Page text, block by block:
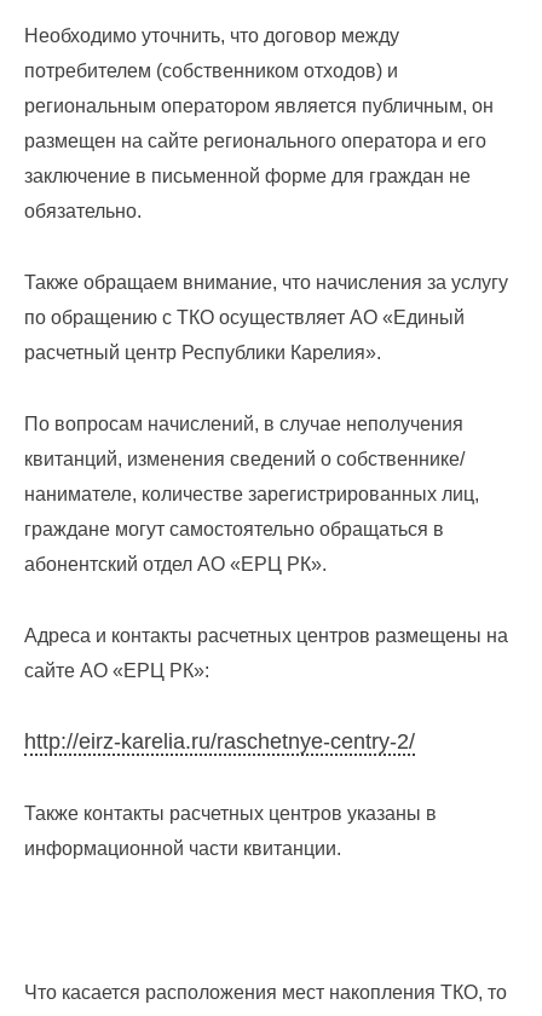
услугу
по
обращению
с
ТКО
лиц
(договоры,
допсоглашения):
8
86
;
info@rotko10.ru
;
Для
по
платежным
документам
смена
почтового
запрос
дубликатов
ПД
в
Необходимо уточнить, что договор между
потребителем (собственником отходов) и
региональным оператором является публичным, он
размещен на сайте регионального оператора и его
заключение в письменной форме для граждан не
обязательно.
Также обращаем внимание, что начисления за услугу
по обращению с ТКО осуществляет АО «Единый
расчетный центр Республики Карелия».
По вопросам начислений, в случае неполучения
квитанций, изменения сведений о собственнике/
нанимателе, количестве зарегистрированных лиц,
граждане могут самостоятельно обращаться в
абонентский отдел АО «ЕРЦ РК».
Адреса и контакты расчетных центров размещены на
сайте АО «ЕРЦ РК»:
http://eirz-karelia.ru/raschetnye-centry-2/
Также контакты расчетных центров указаны в
информационной части квитанции.
Что касается расположения мест накопления ТКО, то